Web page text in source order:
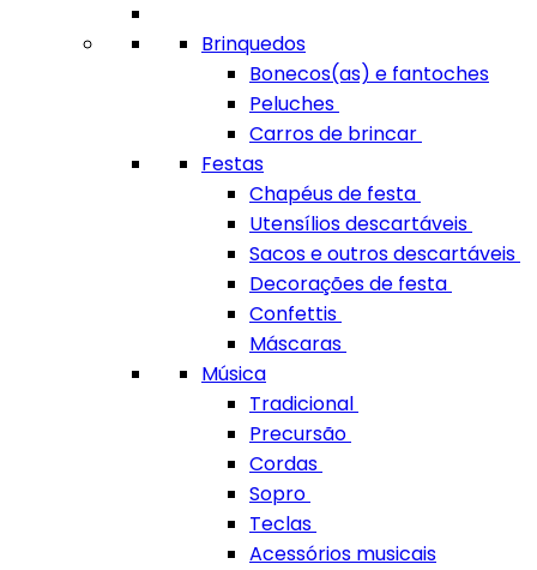
Brinquedos
Bonecos(as) e fantoches
Peluches
Carros de brincar
Festas
Chapéus de festa
Utensílios descartáveis
Sacos e outros descartáveis
Decorações de festa
Confettis
Máscaras
Música
Tradicional
Precursão
Cordas
Sopro
Teclas
Acessórios musicais